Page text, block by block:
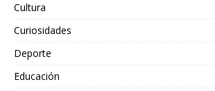
Cultura
Curiosidades
Deporte
Educación